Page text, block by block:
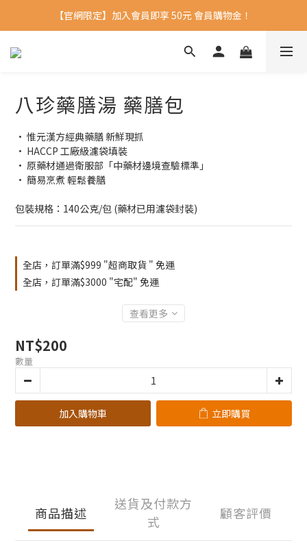
【官網限定】加入會員即享 50元 會員購物金！
八珍藥膳湯 藥膳包
• 惟元漢方經典藥膳 新鮮現抓
• HACCP 工廠級濾袋填裝
• 原藥材通過衛服部「中藥材邊境查驗標準」
• 簡易烹煮 輕鬆養膳
包裝規格：140公克/包 (藥材已用濾袋封裝)
全店，訂單滿$999 "超商取貨 " 免運
全店，訂單滿$3000 "宅配" 免運
查看更多
NT$200
數量
加入購物車 立即購買
商品描述
送貨及付款方
式
顧客評價